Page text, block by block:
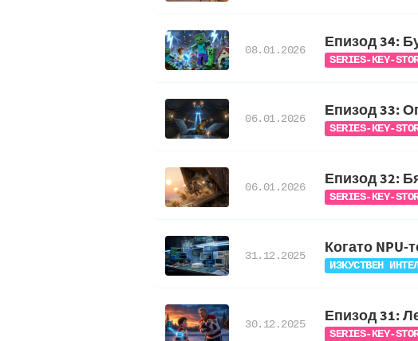
08.01.2026
Епизод 34:
SERIES-KEY-
06.01.2026
Епизод 33:
SERIES-KEY-
06.01.2026
Епизод 32:
SERIES-KEY-
31.12.2025
Когато NPU-
ИЗКУСТВЕН
30.12.2025
Епизод 31:
SERIES-KEY-